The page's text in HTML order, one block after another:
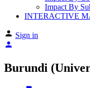
Impact By
INTERACTIVE
Sign in
Burundi